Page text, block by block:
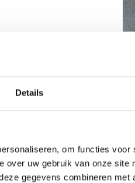
Details
om functies voor
over uw gebruik van onze site
gegevens combineren met